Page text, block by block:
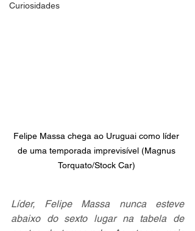
Curiosidades
Felipe Massa chega ao Uruguai como líder
de uma temporada imprevisível (Magnus
Torquato/Stock Car)
Líder, Felipe Massa nunca esteve
abaixo do sexto lugar na tabela de